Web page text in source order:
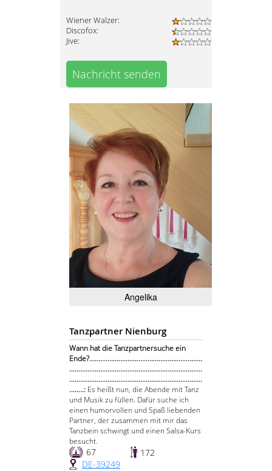
Wiener Walzer:
Discofox:
Jive:
Nachricht senden
Angelika
Tanzpartner Nienburg
Wann hat die Tanzpartnersuche ein
Ende?..............................................................
.........................................................................
.........................................................................
........: Es heißt nun, die Abende mit Tanz
und Musik zu füllen. Dafür suche ich
einen humorvollen und Spaß liebenden
Partner, der zusammen mit mir das
Tanzbein schwingt und einen Salsa-Kurs
besucht.
67
172
DE-39249